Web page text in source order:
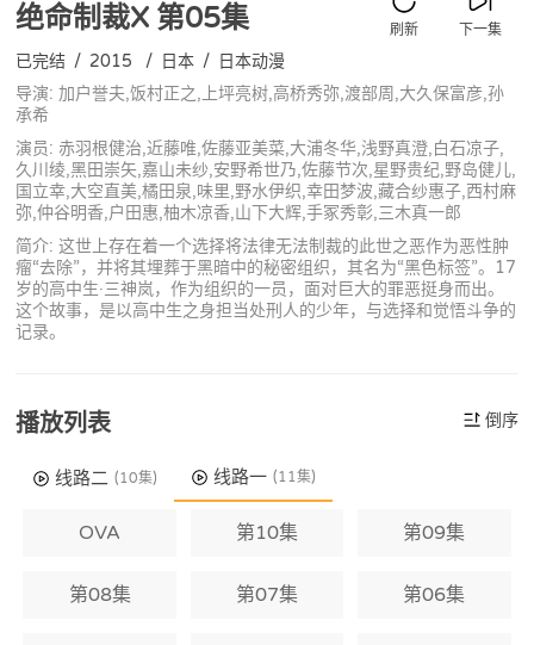
绝命制裁X 第05集 下一集
刷新
已完结 / 2015 / 日本 / 日本动漫
导演: 加户誉夫,饭村正之,上坪亮树,高桥秀弥,渡部周,大久保富彦,孙
承希
演员: 赤羽根健治,近藤唯,佐藤亚美菜,大浦冬华,浅野真澄,白石凉子,
久川绫,黑田崇矢,嘉山未纱,安野希世乃,佐藤节次,星野贵纪,野岛健儿,
国立幸,大空直美,橘田泉,味里,野水伊织,幸田梦波,藏合纱惠子,西村麻
弥,仲谷明香,户田惠,柚木凉香,山下大辉,手冢秀彰,三木真一郎
简介: 这世上存在着一个选择将法律无法制裁的此世之恶作为恶性肿
瘤“去除”，并将其埋葬于黑暗中的秘密组织，其名为“黑色标签”。17
岁的高中生·三神岚，作为组织的一员，面对巨大的罪恶挺身而出。
这个故事，是以高中生之身担当处刑人的少年，与选择和觉悟斗争的
记录。
播放列表 倒序
线路二 (10集) 线路一 (11集)
OVA 第10集 第09集
第08集 第07集 第06集